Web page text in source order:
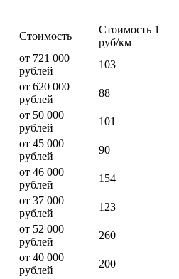
Стоимость
Стоимость 1
руб/км
от 721 000
рублей
103
от 620 000
рублей
88
от 50 000
рублей
101
от 45 000
рублей
90
от 46 000
рублей
154
от 37 000
рублей
123
от 52 000
рублей
260
от 40 000
рублей
200